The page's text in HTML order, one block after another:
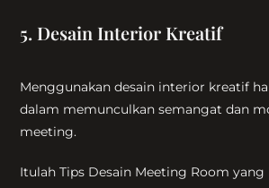
5. Desain Interior Kreatif
Menggunakan desain interior kreatif
dalam memunculkan semangat dan
meeting.
Itulah Tips Desain Meeting Room